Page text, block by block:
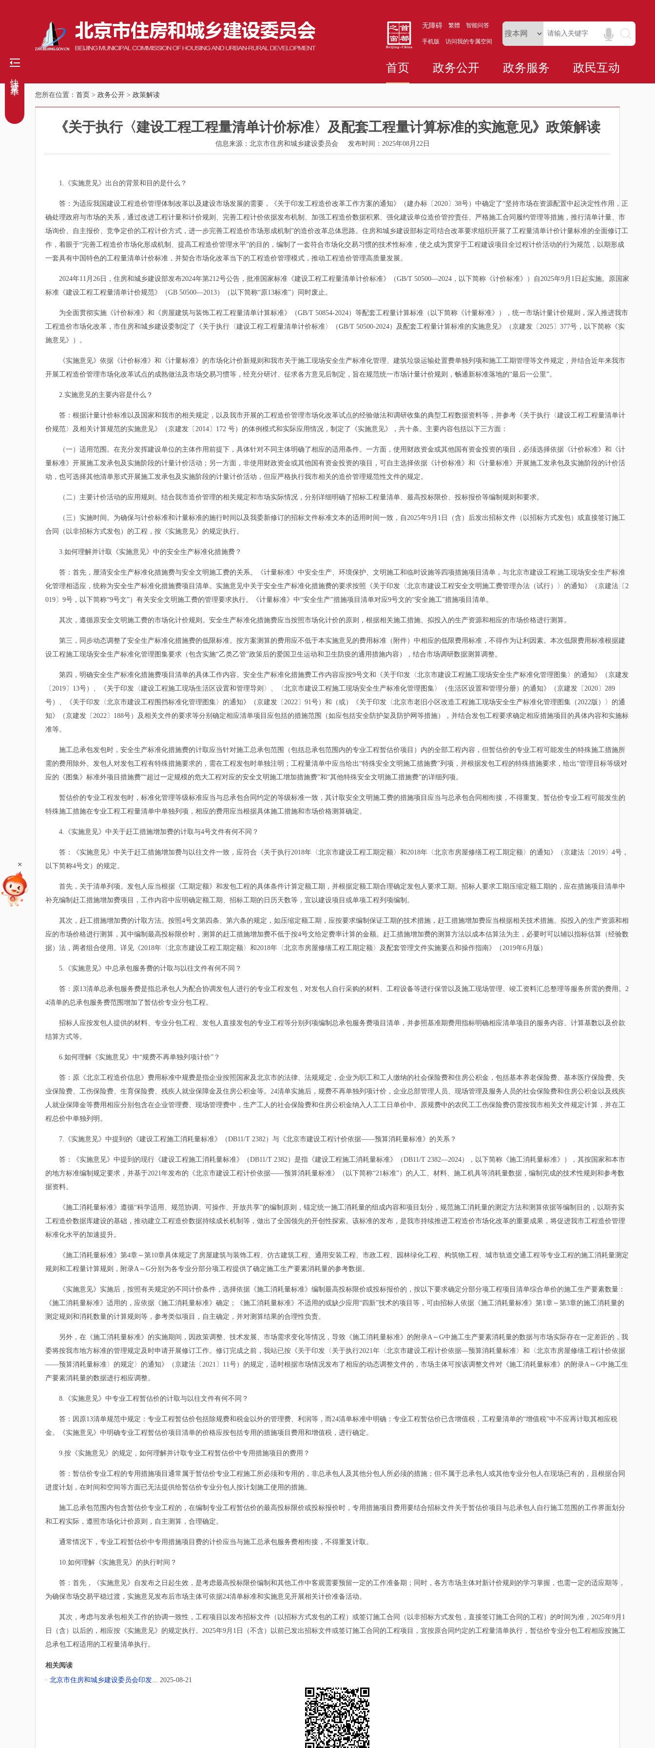
无障碍 繁體 智能问答
手机版 访问我的专属空间
首页 政务公开 政务服务 政民互动
您所在位置： 首页 > 政务公开 > 政策解读
《关于执行〈建设工程工程量清单计价标准〉及配套工程量计算标准的实施意见》政策解读
信息来源：北京市住房和城乡建设委员会 发布时间：2025年08月22日
1.《实施意见》出台的背景和目的是什么？
答：为适应我国建设工程造价管理体制改革以及建设市场发展的需要，《关于印发工程造价改革工作方案的通知》（建办标〔2020〕38号）中确定了“坚持市场在资源配置中起决定性作用，正
确处理政府与市场的关系，通过改进工程计量和计价规则、完善工程计价依据发布机制、加强工程造价数据积累、强化建设单位造价管控责任、严格施工合同履约管理等措施，推行清单计量、市
场询价、自主报价、竞争定价的工程计价方式，进一步完善工程造价市场形成机制”的造价改革总体思路。住房和城乡建设部标定司结合改革要求组织开展了工程量清单计价计量标准的全面修订工
作，着眼于“完善工程造价市场化形成机制、提高工程造价管理水平”的目的，编制了一套符合市场化交易习惯的技术性标准，使之成为贯穿于工程建设项目全过程计价活动的行为规范，以期形成
一套具有中国特色的工程量清单计价标准，并契合市场化改革当下的工程造价管理模式，推动工程造价管理高质量发展。
2024年11月26日，住房和城乡建设部发布2024年第212号公告，批准国家标准《建设工程工程量清单计价标准》（GB/T 50500—2024，以下简称《计价标准》）自2025年9月1日起实施。原国家
标准《建设工程工程量清单计价规范》（GB 50500—2013）（以下简称“原13标准”）同时废止。
为全面贯彻实施《计价标准》和《房屋建筑与装饰工程工程量清单计算标准》（GB/T 50854-2024）等配套工程量计算标准（以下简称《计量标准》），统一市场计量计价规则，深入推进我市
工程造价市场化改革，市住房和城乡建设委制定了《关于执行〈建设工程工程量清单计价标准〉（GB/T 50500-2024）及配套工程量计算标准的实施意见》（京建发〔2025〕377号，以下简称《实
施意见》）。
《实施意见》依据《计价标准》和《计量标准》的市场化计价新规则和我市关于施工现场安全生产标准化管理、建筑垃圾运输处置费单独列项和施工工期管理等文件规定，并结合近年来我市
开展工程造价管理市场化改革试点的成熟做法及市场交易习惯等，经充分研讨、征求各方意见后制定，旨在规范统一市场计量计价规则，畅通新标准落地的“最后一公里”。
2.实施意见的主要内容是什么？
答：根据计量计价标准以及国家和我市的相关规定，以及我市开展的工程造价管理市场化改革试点的经验做法和调研收集的典型工程数据资料等，并参考《关于执行〈建设工程工程量清单计
价规范〉及相关计算规范的实施意见》（京建发〔2014〕172 号）的体例模式和实际应用情况，制定了《实施意见》，共十条。主要内容包括以下三方面：
（一）适用范围。在充分发挥建设单位的主体作用前提下，具体针对不同主体明确了相应的适用条件。一方面，使用财政资金或其他国有资金投资的项目，必须选择依据《计价标准》和《计
量标准》开展施工发承包及实施阶段的计量计价活动；另一方面，非使用财政资金或其他国有资金投资的项目，可自主选择依据《计价标准》和《计量标准》开展施工发承包及实施阶段的计价活
动，也可选择其他清单形式开展施工发承包及实施阶段的计量计价活动，但应严格执行我市相关的造价管理规范性文件的规定。
（二）主要计价活动的应用规则。结合我市造价管理的相关规定和市场实际情况，分别详细明确了招标工程量清单、最高投标限价、投标报价等编制规则和要求。
（三）实施时间。为确保与计价标准和计量标准的施行时间以及我委新修订的招标文件标准文本的适用时间一致，自2025年9月1日（含）后发出招标文件（以招标方式发包）或直接签订施工
合同（以非招标方式发包）的工程，按《实施意见》的规定执行。
3.如何理解并计取《实施意见》中的安全生产标准化措施费？
答：首先，厘清安全生产标准化措施费与安全文明施工费的关系。《计量标准》中安全生产、环境保护、文明施工和临时设施等四项措施项目清单，与北京市建设工程施工现场安全生产标准
化管理相适应，统称为安全生产标准化措施费项目清单。实施意见中关于安全生产标准化措施费的要求按照《关于印发〈北京市建设工程安全文明施工费管理办法（试行）〉的通知》（京建法〔2
019〕9号，以下简称“9号文”）有关安全文明施工费的管理要求执行。《计量标准》中“安全生产”措施项目清单对应9号文的“安全施工”措施项目清单。
其次，遵循原安全文明施工费的市场化计价规则。安全生产标准化措施费应当按照市场化计价的原则，根据相关施工措施、拟投入的生产资源和相应的市场价格进行测算。
第三，同步动态调整了安全生产标准化措施费的低限标准。按方案测算的费用应不低于本实施意见的费用标准（附件）中相应的低限费用标准，不得作为让利因素。本次低限费用标准根据建
设工程施工现场安全生产标准化管理图集要求（包含实施“乙类乙管”政策后的爱国卫生运动和卫生防疫的通用措施内容），结合市场调研数据测算调整。
第四，明确安全生产标准化措施费项目清单的具体工作内容。安全生产标准化措施费工作内容应按9号文和《关于印发〈北京市建设工程施工现场安全生产标准化管理图集〉的通知》（京建发
〔2019〕13号）、《关于印发〈建设工程施工现场生活区设置和管理导则〉、〈北京市建设工程施工现场安全生产标准化管理图集〉（生活区设置和管理分册）的通知》（京建发〔2020〕289
号）、《关于印发〈北京市建设工程围挡标准化管理图集〉的通知》（京建发〔2022〕91号）和（或）《关于印发〈北京市老旧小区改造工程施工现场安全生产标准化管理图集（2022版）〉的通
知》（京建发〔2022〕188号）及相关文件的要求等分别确定相应清单项目应包括的措施范围（如应包括安全防护架及防护网等措施），并结合发包工程要求确定相应措施项目的具体内容和实施标
准等。
施工总承包发包时，安全生产标准化措施费的计取应当针对施工总承包范围（包括总承包范围内的专业工程暂估价项目）内的全部工程内容，但暂估价的专业工程可能发生的特殊施工措施所
需的费用除外。发包人对发包工程有特殊措施要求的，需在工程发包时单独注明；工程量清单中应当给出“特殊安全文明施工措施费”列项，并根据发包工程的特殊措施要求，给出“管理目标等级对
应的《图集》标准外项目措施费”“超过一定规模的危大工程对应的安全文明施工增加措施费”和“其他特殊安全文明施工措施费”的详细列项。
暂估价的专业工程发包时，标准化管理等级标准应当与总承包合同约定的等级标准一致，其计取安全文明施工费的措施项目应当与总承包合同相衔接，不得重复。暂估价专业工程可能发生的
特殊施工措施在专业工程工程量清单中单独列项，相应的费用应当根据具体施工措施和市场价格测算确定。
4.《实施意见》中关于赶工措施增加费的计取与4号文件有何不同？
答：《实施意见》中关于赶工措施增加费与以往文件一致，应符合《关于执行2018年〈北京市建设工程工期定额〉和2018年〈北京市房屋修缮工程工期定额〉的通知》（京建法〔2019〕4号，
以下简称4号文）的规定。
首先，关于清单列项。发包人应当根据《工期定额》和发包工程的具体条件计算定额工期，并根据定额工期合理确定发包人要求工期。招标人要求工期压缩定额工期的，应在措施项目清单中
补充编制赶工措施增加费项目，工作内容中应明确定额工期、招标工期的日历天数等，宜以建设项目或单项工程列项编制。
其次，赶工措施增加费的计取方法。按照4号文第四条、第六条的规定，如压缩定额工期，应按要求编制保证工期的技术措施，赶工措施增加费应当根据相关技术措施、拟投入的生产资源和相
应的市场价格进行测算，其中编制最高投标限价时，测算的赶工措施增加费不低于按4号文给定费率计算的金额。赶工措施增加费的测算方法以成本估算法为主，必要时可以辅以指标估算（经验数
据）法，两者组合使用。详见《2018年〈北京市建设工程工期定额〉和2018年〈北京市房屋修缮工程工期定额〉及配套管理文件实施要点和操作指南》（2019年6月版）
5.《实施意见》中总承包服务费的计取与以往文件有何不同？
答：原13清单总承包服务费是指总承包人为配合协调发包人进行的专业工程发包，对发包人自行采购的材料、工程设备等进行保管以及施工现场管理、竣工资料汇总整理等服务所需的费用。2
4清单的总承包服务费范围增加了暂估价专业分包工程。
招标人应按发包人提供的材料、专业分包工程、发包人直接发包的专业工程等分别列项编制总承包服务费项目清单，并参照基准期费用指标明确相应清单项目的服务内容、计算基数以及价款
结算方式等。
6.如何理解《实施意见》中“规费不再单独列项计价”？
答：原《北京工程造价信息》费用标准中规费是指企业按照国家及北京市的法律、法规规定，企业为职工和工人缴纳的社会保险费和住房公积金，包括基本养老保险费、基本医疗保险费、失
业保险费、工伤保险费、生育保险费、残疾人就业保障金及住房公积金等。24清单实施后，规费不再单独列项计价，企业总部管理人员、现场管理及服务人员的社会保险费和住房公积金以及残疾
人就业保障金等费用相应分别包含在企业管理费、现场管理费中，生产工人的社会保险费和住房公积金纳入人工工日单价中。原规费中的农民工工伤保险费仍需按我市相关文件规定计算，并在工
程总价中单独列明。
7.《实施意见》中提到的《建设工程施工消耗量标准》（DB11/T 2382）与《北京市建设工程计价依据——预算消耗量标准》的关系？
答：《实施意见》中提到的现行《建设工程施工消耗量标准》（DB11/T 2382）是指《建设工程施工消耗量标准》（DB11/T 2382—2024），以下简称《施工消耗量标准》），其按国家和本市
的地方标准编制规定要求，并基于2021年发布的《北京市建设工程计价依据——预算消耗量标准》（以下简称“21标准”）的人工、材料、施工机具等消耗量数据，编制完成的技术性规则和参考数
据资料。
《施工消耗量标准》遵循“科学适用、规范协调、可操作、开放共享”的编制原则，锚定统一施工消耗量的组成内容和项目划分，规范施工消耗量的测定方法和测算依据等编制目的，以期夯实
工程造价数据库建设的基础，推动建立工程造价数据持续成长机制等，做出了全国领先的开创性探索。该标准的发布，是我市持续推进工程造价市场化改革的重要成果，将促进我市工程造价管理
标准化水平的加速提升。
《施工消耗量标准》第4章～第10章具体规定了房屋建筑与装饰工程、仿古建筑工程、通用安装工程、市政工程、园林绿化工程、构筑物工程、城市轨道交通工程等专业工程的施工消耗量测定
规则和工程量计算规则，附录A～G分别为各专业分部分项工程提供了确定施工生产要素消耗量的参考数据。
《实施意见》实施后，按照有关规定的不同计价条件，选择依据《施工消耗量标准》编制最高投标限价或投标报价的，按以下要求确定分部分项工程项目清单综合单价的施工生产要素数量：
《施工消耗量标准》适用的，应依据《施工消耗量标准》确定；《施工消耗量标准》不适用的或缺少应用“四新”技术的项目等，可由招标人依据《施工消耗量标准》第1章～第3章的施工消耗量的
测定规则和消耗数量的计算规则等，参考类似项目，自主确定，并对测算结果的合理性负责。
另外，在《施工消耗量标准》的实施期间，因政策调整、技术发展、市场需求变化等情况，导致《施工消耗量标准》的附录A～G中施工生产要素消耗量的数据与市场实际存在一定差距的，我
委将按我市地方标准的管理规定及时申请开展修订工作。修订完成之前，我站已按《关于印发〈关于执行2021年〈北京市建设工程计价依据—预算消耗量标准〉和〈北京市房屋修缮工程计价依据
——预算消耗量标准〉的规定〉的通知》（京建法〔2021〕11号）的规定，适时根据市场情况发布了相应的动态调整文件的，市场主体可按该调整文件对《施工消耗量标准》的附录A～G中施工生
产要素消耗量的数据进行相应调整。
8.《实施意见》中专业工程暂估价的计取与以往文件有何不同？
答：因原13清单规范中规定：专业工程暂估价包括除规费和税金以外的管理费、利润等，而24清单标准中明确：专业工程暂估价已含增值税，工程量清单的“增值税”中不应再计取其相应税
金。《实施意见》中明确专业工程暂估价项目清单的价格应按包括专用的措施项目费用和增值税，进行确定。
9.按《实施意见》的规定，如何理解并计取专业工程暂估价中专用措施项目的费用？
答：暂估价专业工程的专用措施项目通常属于暂估价专业工程施工所必须和专用的，非总承包人及其他分包人所必须的措施；但不属于总承包人或其他专业分包人在现场已有的，且根据合同
进度计划，在时间和空间等方面已无法提供给暂估价专业分包人按计划施工使用的措施。
施工总承包范围内包含暂估价专业工程的，在编制专业工程暂估价的最高投标限价或投标报价时，专用措施项目费用要结合招标文件关于暂估价项目与总承包人自行施工范围的工作界面划分
和工程实际，遵照市场化计价原则，自主测算，合理确定。
通常情况下，专业工程暂估价中专用措施项目费的计价应当与施工总承包服务费相衔接，不得重复计取。
10.如何理解《实施意见》的执行时间？
答：首先，《实施意见》自发布之日起生效，是考虑最高投标限价编制和其他工作中客观需要预留一定的工作准备期；同时，各方市场主体对新计价规则的学习掌握，也需一定的适应期等，
为确保市场交易平稳过渡，实施意见发布后市场主体可依据24清单标准和实施意见开展相关计价准备活动。
其次，考虑与发承包相关工作的协调一致性，工程项目以发布招标文件（以招标方式发包的工程）或签订施工合同（以非招标方式发包，直接签订施工合同的工程）的时间为准，2025年9月1
日（含）以后的，相应按《实施意见》的规定执行。2025年9月1日（不含）以前已发出招标文件或签订施工合同的工程项目，宜按原合同约定的工程量清单执行，暂估价专业分包工程相应按施工
总承包工程适用的工程量清单执行。
相关阅读
· 北京市住房和城乡建设委员会印发... 2025-08-21
+
快捷菜单